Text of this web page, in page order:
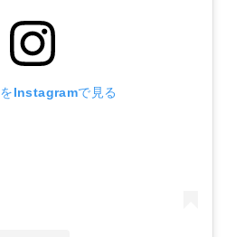
Instagramで見る